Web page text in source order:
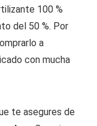
100 %
del 50 %. Por
a
con mucha
te asegures de